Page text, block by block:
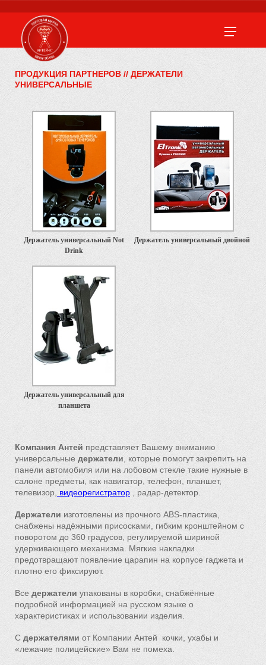
ПРОДУКЦИЯ ПАРТНЕРОВ // ДЕРЖАТЕЛИ
УНИВЕРСАЛЬНЫЕ
Держатель универсальный Not
Drink
Держатель универсальный двойной
Держатель универсальный для
планшета
Компания Антей представляет Вашему вниманию
универсальные держатели , которые помогут закрепить на
панели автомобиля или на лобовом стекле такие нужные в
салоне предметы, как навигатор, телефон, планшет,
телевизор, видеорегистратор , радар-детектор.
Держатели изготовлены из прочного ABS-пластика,
снабжены надёжными присосками, гибким кронштейном с
поворотом до 360 градусов, регулируемой шириной
удерживающего механизма. Мягкие накладки
предотвращают появление царапин на корпусе гаджета и
плотно его фиксируют.
Все держатели упакованы в коробки, снабжённые
подробной информацией на русском языке о
характеристиках и использовании изделия.
С держателями от Компании Антей кочки, ухабы и
«лежачие полицейские» Вам не помеха.